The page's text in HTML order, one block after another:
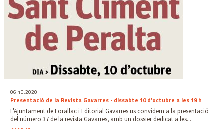
06.10.2020
Presentació de la Revista Gavarres - dissabte 10 d'octubre a les 19 h
L'Ajuntament de Forallac i Editorial Gavarres us convidem a la presentació
del número 37 de la revista Gavarres, amb un dossier dedicat a les...